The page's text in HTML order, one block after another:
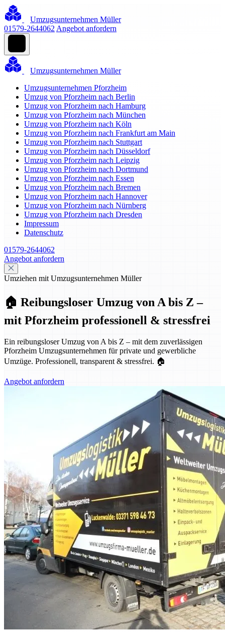
Umzugsunternehmen Müller
01579-2644062 Angebot anfordern
Umzugsunternehmen Müller
Umzugsunternehmen Pforzheim
Umzug von Pforzheim nach Berlin
Umzug von Pforzheim nach Hamburg
Umzug von Pforzheim nach München
Umzug von Pforzheim nach Köln
Umzug von Pforzheim nach Frankfurt am Main
Umzug von Pforzheim nach Stuttgart
Umzug von Pforzheim nach Düsseldorf
Umzug von Pforzheim nach Leipzig
Umzug von Pforzheim nach Dortmund
Umzug von Pforzheim nach Essen
Umzug von Pforzheim nach Bremen
Umzug von Pforzheim nach Hannover
Umzug von Pforzheim nach Nürnberg
Umzug von Pforzheim nach Dresden
Impressum
Datenschutz
01579-2644062
Angebot anfordern
Umziehen mit Umzugsunternehmen Müller
🏠 Reibungsloser Umzug von A bis Z –
mit Pforzheim professionell & stressfrei
Ein reibungsloser Umzug von A bis Z – mit dem zuverlässigen
Pforzheim Umzugsunternehmen für private und gewerbliche
Umzüge. Professionell, transparent & stressfrei. 🏠
Angebot anfordern